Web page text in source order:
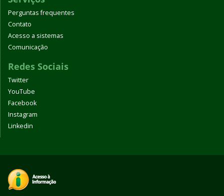
Perguntas frequentes
Contato
Acesso a sistemas
Comunicação
Redes Sociais
Twitter
YouTube
Facebook
Instagram
Linkedin